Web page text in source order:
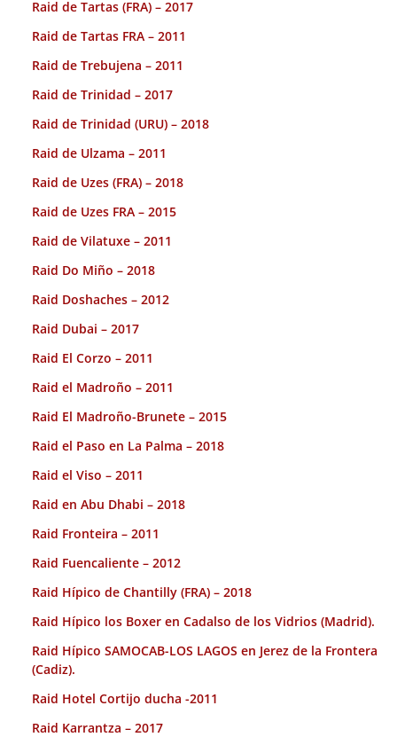
Raid de Tartas (FRA) – 2017
Raid de Tartas FRA – 2011
Raid de Trebujena – 2011
Raid de Trinidad – 2017
Raid de Trinidad (URU) – 2018
Raid de Ulzama – 2011
Raid de Uzes (FRA) – 2018
Raid de Uzes FRA – 2015
Raid de Vilatuxe – 2011
Raid Do Miño – 2018
Raid Doshaches – 2012
Raid Dubai – 2017
Raid El Corzo – 2011
Raid el Madroño – 2011
Raid El Madroño-Brunete – 2015
Raid el Paso en La Palma – 2018
Raid el Viso – 2011
Raid en Abu Dhabi – 2018
Raid Fronteira – 2011
Raid Fuencaliente – 2012
Raid Hípico de Chantilly (FRA) – 2018
Raid Hípico los Boxer en Cadalso de los Vidrios (Madrid).
Raid Hípico SAMOCAB-LOS LAGOS en Jerez de la Frontera
(Cadiz).
Raid Hotel Cortijo ducha -2011
Raid Karrantza – 2017